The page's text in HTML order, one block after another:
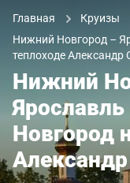
Главная
Круизы
Нижний Новгород –
теплоходе Александр
Нижний
Новгород